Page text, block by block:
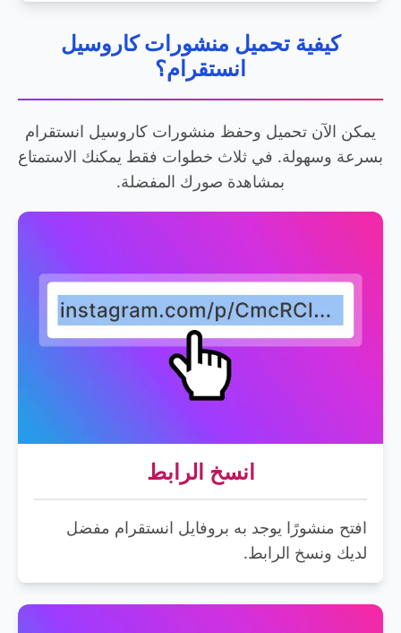
كيفية تحميل منشورات كاروسيل
انستقرام؟
يمكن الآن تحميل وحفظ منشورات كاروسيل انستقرام
بسرعة وسهولة. في ثلاث خطوات فقط يمكنك الاستمتاع
بمشاهدة صورك المفضلة.
انسخ الرابط
افتح منشورًا يوجد به بروفايل انستقرام مفضل
لديك ونسخ الرابط.